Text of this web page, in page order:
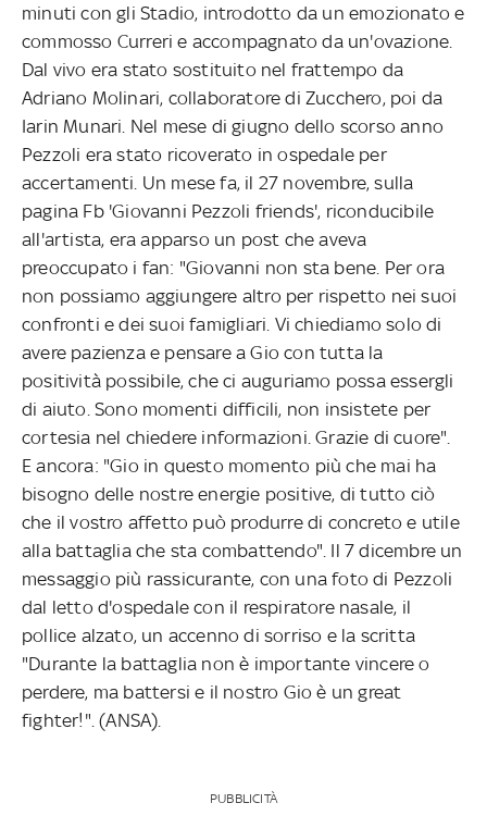
minuti con gli Stadio, introdotto da un emozionato e
commosso Curreri e accompagnato da un'ovazione.
Dal vivo era stato sostituito nel frattempo da
Adriano Molinari, collaboratore di Zucchero, poi da
Iarin Munari. Nel mese di giugno dello scorso anno
Pezzoli era stato ricoverato in ospedale per
accertamenti. Un mese fa, il 27 novembre, sulla
pagina Fb 'Giovanni Pezzoli friends', riconducibile
all'artista, era apparso un post che aveva
preoccupato i fan: "Giovanni non sta bene. Per ora
non possiamo aggiungere altro per rispetto nei suoi
confronti e dei suoi famigliari. Vi chiediamo solo di
avere pazienza e pensare a Gio con tutta la
positività possibile, che ci auguriamo possa essergli
di aiuto. Sono momenti difficili, non insistete per
cortesia nel chiedere informazioni. Grazie di cuore".
E ancora: "Gio in questo momento più che mai ha
bisogno delle nostre energie positive, di tutto ciò
che il vostro affetto può produrre di concreto e utile
alla battaglia che sta combattendo". Il 7 dicembre un
messaggio più rassicurante, con una foto di Pezzoli
dal letto d'ospedale con il respiratore nasale, il
pollice alzato, un accenno di sorriso e la scritta
"Durante la battaglia non è importante vincere o
perdere, ma battersi e il nostro Gio è un great
fighter!". (ANSA).
PUBBLICITÀ